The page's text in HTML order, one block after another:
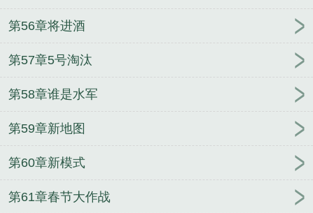
第56章将进酒
第57章5号淘汰
第58章谁是水军
第59章新地图
第60章新模式
第61章春节大作战